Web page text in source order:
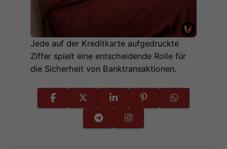
Jede auf der Kreditkarte aufgedruckte
Ziffer spielt eine entscheidende Rolle für
die Sicherheit von Banktransaktionen.